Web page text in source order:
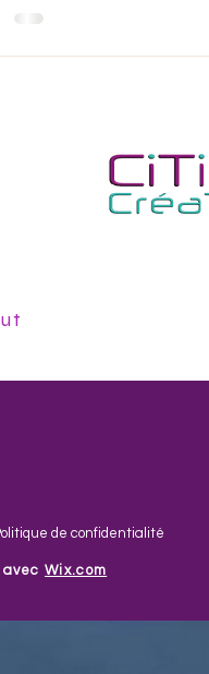
de confidentialité
avecWix.com